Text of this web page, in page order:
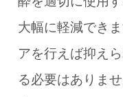
大幅に軽減でき
アを行えば抑え
る必要はありま